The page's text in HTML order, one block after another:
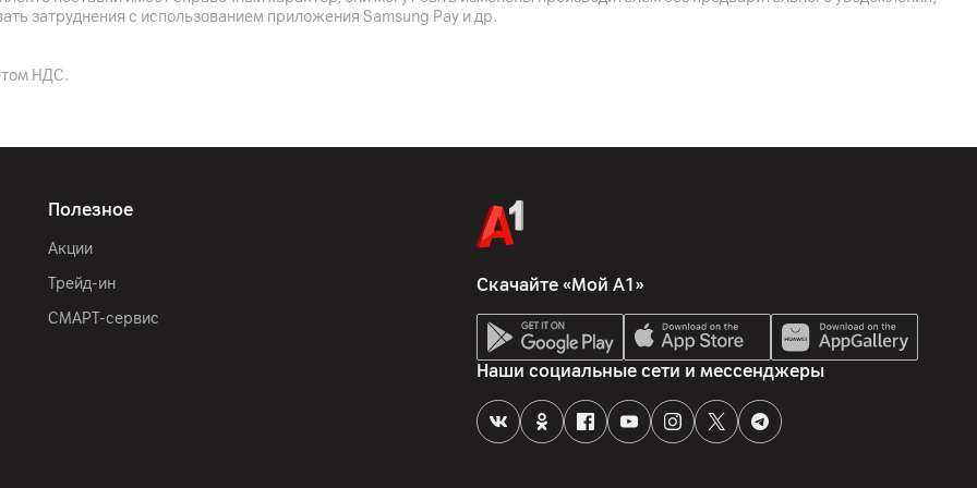
Кнопка питания со встроенным сканером отпечатков пальцев
Тачпад с функцией касания по нескольким точкам, полноразмерная клавиатура с
затруднения с использованием приложения Samsung Pay и др.
НДС.
Полезное
Акции
Трейд-ин
СМАРТ-сервис
Скачайте «Мой А1»
Наши социальные сети и мессенджеры